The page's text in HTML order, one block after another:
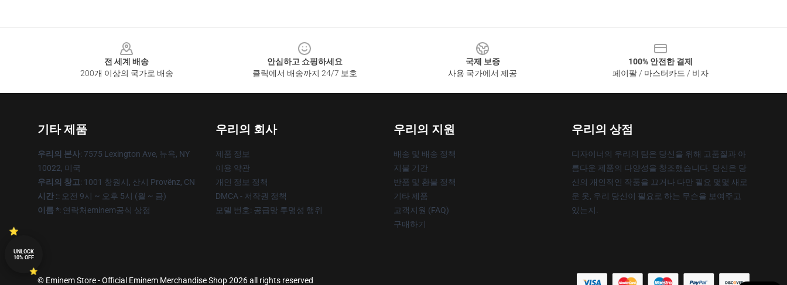
전 세계 배송
200개 이상의 국가로 배송
안심하고 쇼핑하세요
클릭에서 배송까지 24/7 보호
국제 보증
사용 국가에서 제공
100% 안전한 결제
페이팔 / 마스터카드 / 비자
기타 제품
우리의 본사: 7575 Lexington Ave, 뉴욕, NY
10022, 미국
우리의 창고: 1001 창원시, 산시 Provënz, CN
시간 :: 오전 9시 ~ 오후 5시 (월 ~ 금)
이름 *: 연락처eminem공식 상점
우리의 회사
제품 정보
이용 약관
개인 정보 정책
DMCA - 저작권 정책
모델 번호: 공급망 투명성 행위
우리의 지원
배송 및 배송 정책
지불 기간
반품 및 환불 정책
기타 제품
고객지원 (FAQ)
구매하기
우리의 상점
디자이너의 우리의 팀은 당신을 위해 고품질과 아
름다운 제품의 다양성을 창조했습니다. 당신은 당
신의 개인적인 작풍을 끄거나 다만 필요 몇몇 새로
운 옷, 우리 당신이 필요로 하는 무슨을 보여주고
있는지.
© Eminem Store - Official Eminem Merchandise Shop 2026 all rights reserved
UNLOCK
10% OFF